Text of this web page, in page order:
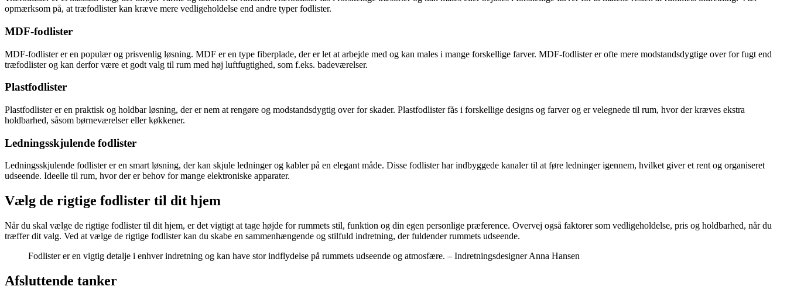
opmærksom på, at træfodlister kan kræve mere vedligeholdelse end andre typer fodlister.
MDF-fodlister
MDF-fodlister er en populær og prisvenlig løsning. MDF er en type fiberplade, der er let at arbejde med og kan males i mange forskellige farver. MDF-fodlister er ofte mere modstandsdygtige over for fugt end
træfodlister og kan derfor være et godt valg til rum med høj luftfugtighed, som f.eks. badeværelser.
Plastfodlister
Plastfodlister er en praktisk og holdbar løsning, der er nem at rengøre og modstandsdygtig over for skader. Plastfodlister fås i forskellige designs og farver og er velegnede til rum, hvor der kræves ekstra
holdbarhed, såsom børneværelser eller køkkener.
Ledningsskjulende fodlister
Ledningsskjulende fodlister er en smart løsning, der kan skjule ledninger og kabler på en elegant måde. Disse fodlister har indbyggede kanaler til at føre ledninger igennem, hvilket giver et rent og organiseret
udseende. Ideelle til rum, hvor der er behov for mange elektroniske apparater.
Vælg de rigtige fodlister til dit hjem
Når du skal vælge de rigtige fodlister til dit hjem, er det vigtigt at tage højde for rummets stil, funktion og din egen personlige præference. Overvej også faktorer som vedligeholdelse, pris og holdbarhed, når du
træffer dit valg. Ved at vælge de rigtige fodlister kan du skabe en sammenhængende og stilfuld indretning, der fuldender rummets udseende.
Fodlister er en vigtig detalje i enhver indretning og kan have stor indflydelse på rummets udseende og atmosfære. – Indretningsdesigner Anna Hansen
Afsluttende tanker